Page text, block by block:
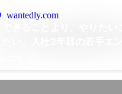
wantedly.com